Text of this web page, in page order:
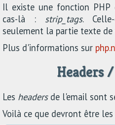
Il existe une fonction PHP
cas-là : strip_tags.
seulement la partie texte
Plus d'informations sur
Headers
Les headersde l'email sont
Voilà ce que devront être les